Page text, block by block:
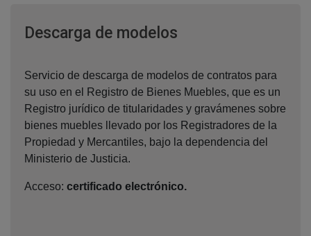
Descarga de modelos
Servicio de descarga de modelos de contratos para
su uso en el Registro de Bienes Muebles, que es un
Registro jurídico de titularidades y gravámenes sobre
bienes muebles llevado por los Registradores de la
Propiedad y Mercantiles, bajo la dependencia del
Ministerio de Justicia.
Acceso: certificado electrónico.